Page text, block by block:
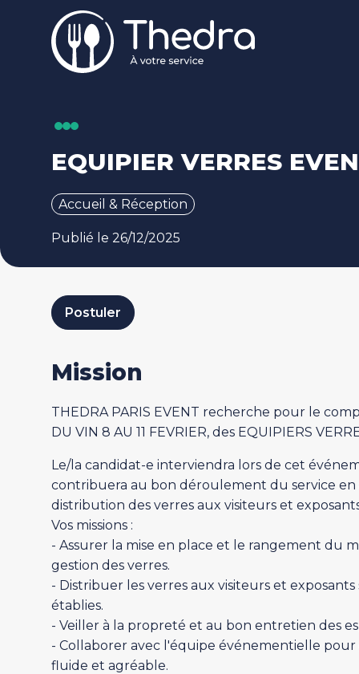
Aller au contenu principal
EQUIPIER VERRES
Accueil & Réception
Publié le 26/12/2025
Postuler
Mission
THEDRA PARIS EVENT recherche pour le
DU VIN 8 AU 11 FEVRIER, des EQUIPIERS
Le/la candidat-e interviendra lors de cet
contribuera au bon déroulement du service en
distribution des verres aux visiteurs et
Vos missions :
- Assurer la mise en place et le rangement du
gestion des verres.
- Distribuer les verres aux visiteurs et exposants
établies.
- Veiller à la propreté et au bon entretien des
- Collaborer avec l'équipe événementielle
fluide et agréable.